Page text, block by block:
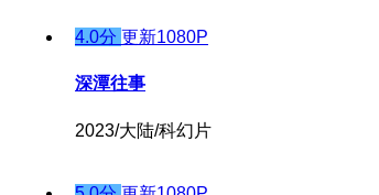
4.0分 更新1080P
深潭往事
2023/大陆/科幻片